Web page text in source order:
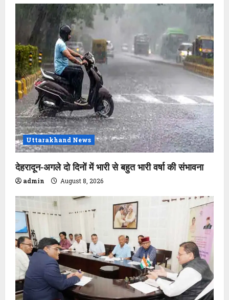
Uttarakhand News
देहरादून-अगले दो दिनों में भारी से बहुत भारी वर्षा की संभावना
admin August 8, 2026